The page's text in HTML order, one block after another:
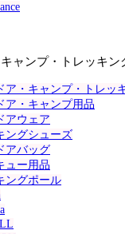
ャンプ・トレッキン
ア・キャンプ・トレッ
ア・キャンプ用品
アウェア
ングシューズ
アバッグ
ュー用品
ングポール